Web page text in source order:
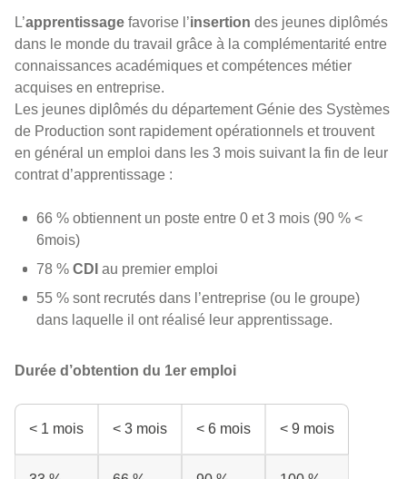
L’apprentissage favorise l’insertion des jeunes diplômés
dans le monde du travail grâce à la complémentarité entre
connaissances académiques et compétences métier
acquises en entreprise.
Les jeunes diplômés du département Génie des Systèmes
de Production sont rapidement opérationnels et trouvent
en général un emploi dans les 3 mois suivant la fin de leur
contrat d’apprentissage :
66 % obtiennent un poste entre 0 et 3 mois (90 % <
6mois)
78 % CDI au premier emploi
55 % sont recrutés dans l’entreprise (ou le groupe)
dans laquelle il ont réalisé leur apprentissage.
Durée d’obtention du 1er emploi
< 1 mois < 3 mois < 6 mois < 9 mois